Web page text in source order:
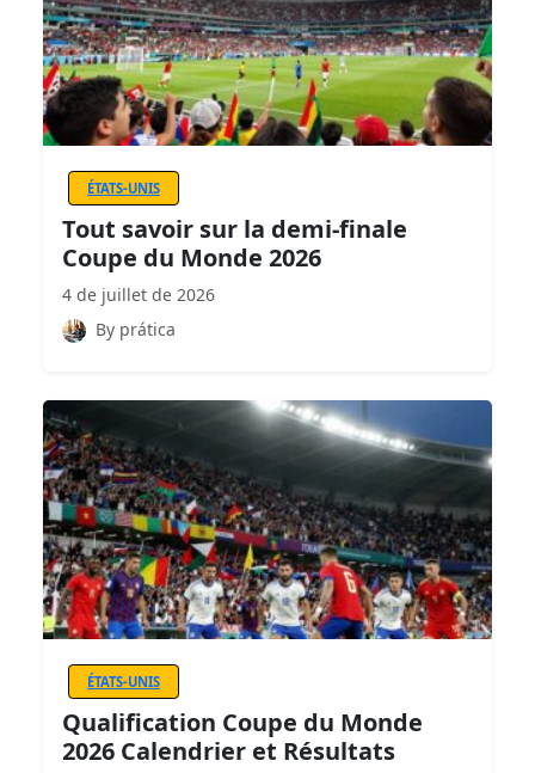
ÉTATS-UNIS
Tout savoir sur la demi-finale
Coupe du Monde 2026
4 de juillet de 2026
By prática
ÉTATS-UNIS
Qualification Coupe du Monde
2026 Calendrier et Résultats